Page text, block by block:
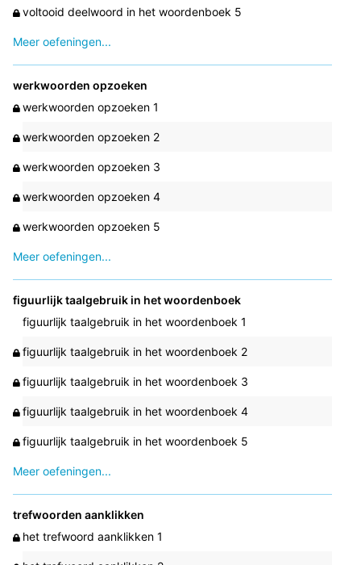
voltooid deelwoord in het woordenboek 5
Meer oefeningen...
werkwoorden opzoeken
werkwoorden opzoeken 1
werkwoorden opzoeken 2
werkwoorden opzoeken 3
werkwoorden opzoeken 4
werkwoorden opzoeken 5
Meer oefeningen...
figuurlijk taalgebruik in het woordenboek
figuurlijk taalgebruik in het woordenboek 1
figuurlijk taalgebruik in het woordenboek 2
figuurlijk taalgebruik in het woordenboek 3
figuurlijk taalgebruik in het woordenboek 4
figuurlijk taalgebruik in het woordenboek 5
Meer oefeningen...
trefwoorden aanklikken
het trefwoord aanklikken 1